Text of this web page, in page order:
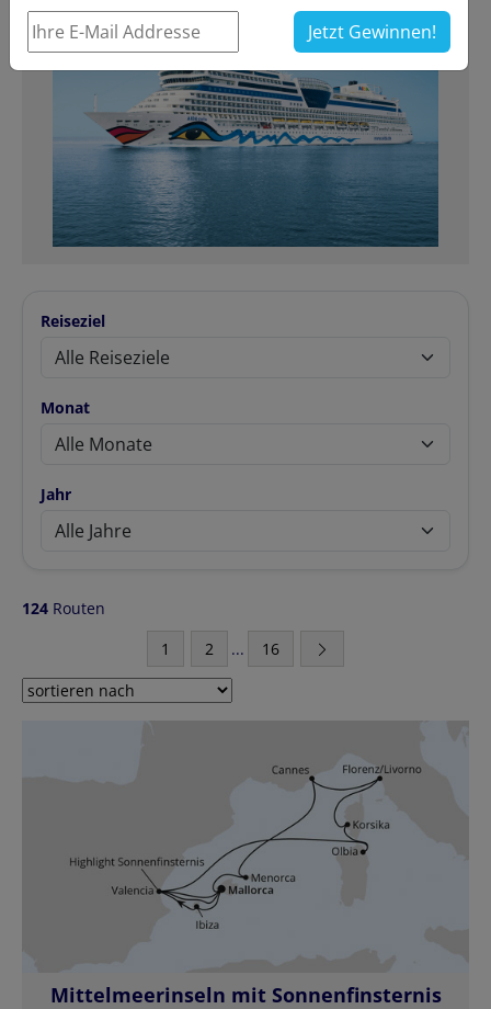
Jetzt Gewinnen!
Reiseziel
Monat
Jahr
124 Routen
1
2 ... 16
Mittelmeerinseln mit Sonnenfinsternis